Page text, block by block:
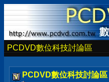
PCDVD數位科技討論區
PCDVD數位科技討論區